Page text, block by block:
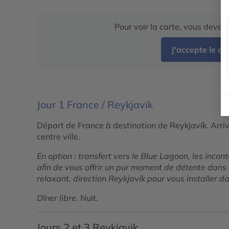
Pour voir la carte, vous
J'accepte le
Jour 1 France / Reykjavik
Départ de France à destination de Reykjavík.
centre ville.
En option : transfert vers le Blue Lagoon, les
afin de vous offrir un pur moment de détente
relaxant, direction Reykjavík pour vous installer
Dîner libre. Nuit.